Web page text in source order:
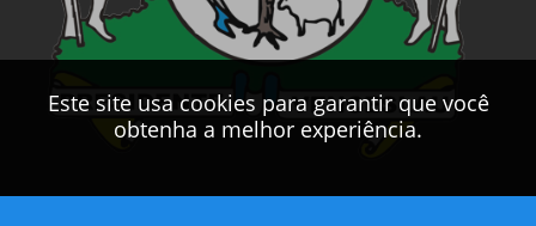
Este site usa cookies para garantir que você
obtenha a melhor experiência.